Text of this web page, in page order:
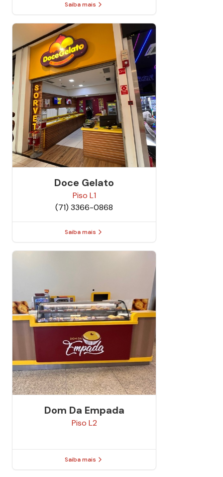
Saiba mais
Doce Gelato
Piso L1
(71) 3366-0868
Saiba mais
Dom Da Empada
Piso L2
Saiba mais